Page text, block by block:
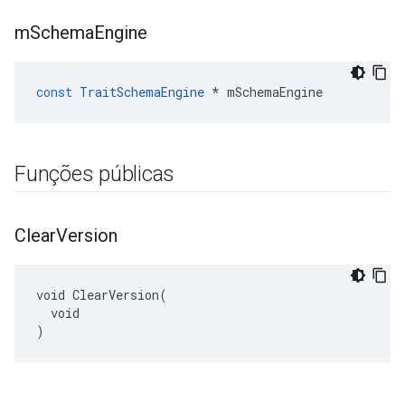
mSchemaEngine
const TraitSchemaEngine * mSchemaEngine
Funções públicas
ClearVersion
void ClearVersion(
  void
)